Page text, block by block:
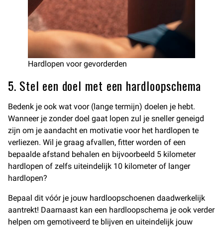
Hardlopen voor gevorderden
5. Stel een doel met een hardloopschema
Bedenk je ook wat voor (lange termijn) doelen je hebt.
Wanneer je zonder doel gaat lopen zul je sneller geneigd
zijn om je aandacht en motivatie voor het hardlopen te
verliezen. Wil je graag afvallen, fitter worden of een
bepaalde afstand behalen en bijvoorbeeld 5 kilometer
hardlopen of zelfs uiteindelijk 10 kilometer of langer
hardlopen?
Bepaal dit vóór je jouw hardloopschoenen daadwerkelijk
aantrekt! Daarnaast kan een hardloopschema je ook verder
helpen om gemotiveerd te blijven en uiteindelijk jouw